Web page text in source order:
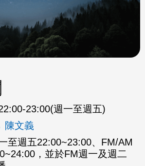
23:00(週一至週五)
陳文義
至週五22:00~23:00、FM/AM
，並於FM週一及週二